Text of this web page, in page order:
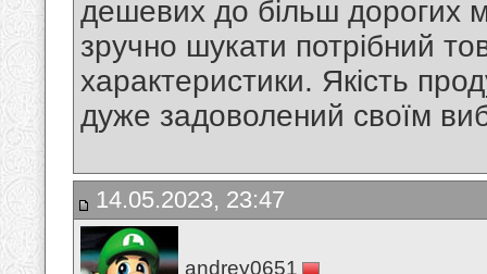
дешевих до більш дорогих
зручно шукати потрібний
характеристики. Якість
дуже задоволений своїм
14.05.2023, 23:47
andrey0651